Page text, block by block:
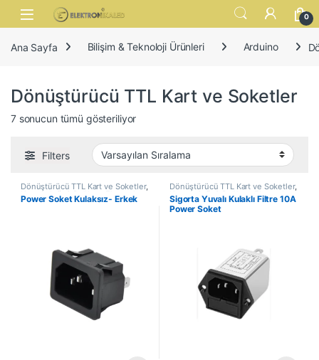
Skip to navigation
Skip to content
Open 0
Ana Sayfa Bilişim & Teknoloji Ürünleri Arduino
Dönüştürücü TTL Kart ve Soketler
7 sonucun tümü gösteriliyor
Filters
Dönüştürücü TTL Kart ve Soketler,
Konnnektör & Bağlantı Elemanları ,
Power Konnektörler
Power Soket Kulaksız- Erkek
Dönüştürücü TTL Kart ve Soketler,
Konnnektör & Bağlantı Elemanları,
Power Konnektörler
Sigorta Yuvalı Kulaklı Filtre 10A
Power Soket